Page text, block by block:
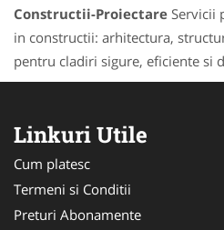
Constructii-Proiectare Servicii
in constructii: arhitectura,
pentru cladiri sigure, eficiente si
Linkuri Utile
Cum platesc
Termeni si Conditii
Preturi Abonamente